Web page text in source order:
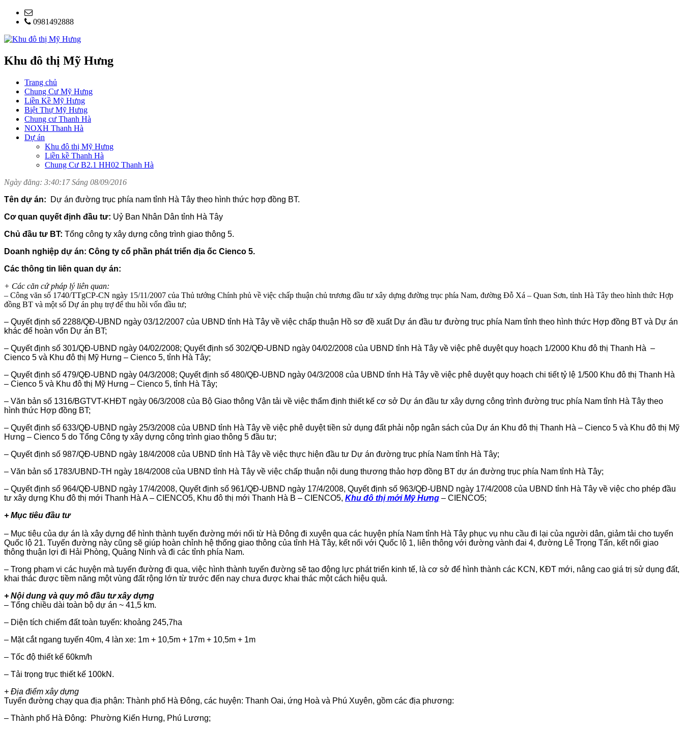
0981492888
Khu đô thị Mỹ Hưng
Trang chủ
Chung Cư Mỹ Hưng
Liền Kề Mỹ Hưng
Biệt Thự Mỹ Hưng
Chung cư Thanh Hà
NOXH Thanh Hà
Dự án
Khu đô thị Mỹ Hưng
Liền kề Thanh Hà
Chung Cư B2.1 HH02 Thanh Hà
Ngày đăng: 3:40:17 Sáng 08/09/2016
Tên dự án:
Dự án đường trục phía nam tỉnh Hà Tây theo hình thức hợp đồng BT.
Cơ quan quyết định đầu tư: Uỷ Ban Nhân Dân tỉnh Hà Tây
Chủ đầu tư BT: Tổng công ty xây dựng công trình giao thông 5.
Doanh nghiệp dự án: Công ty cổ phần phát triển địa ốc Cienco 5.
Các thông tin liên quan dự án:
+ Các căn cứ pháp lý liên quan:
– Công văn số 1740/TTgCP-CN ngày 15/11/2007 của Thủ tướng Chính phủ về việc chấp thuận chủ trương đầu tư xây dựng đường trục phía Nam, đường Đỗ Xá – Quan Sơn, tỉnh Hà Tây theo hình thức Hợp
đồng BT và một số Dự án phụ trợ để thu hồi vốn đầu tư;
– Quyết định số 2288/QĐ-UBND ngày 03/12/2007 của UBND tỉnh Hà Tây về việc chấp thuận Hồ sơ đề xuất Dự án đầu tư đường trục phía Nam tỉnh theo hình thức Hợp đồng BT và Dự án
khác để hoàn vốn Dự án BT;
– Quyết định số 301/QĐ-UBND ngày 04/02/2008; Quyết định số 302/QĐ-UBND ngày 04/02/2008 của UBND tỉnh Hà Tây về việc phê duyệt quy hoạch 1/2000 Khu đô thị Thanh Hà –
Cienco 5 và Khu đô thị Mỹ Hưng – Cienco 5, tỉnh Hà Tây;
– Quyết định số 479/QĐ-UBND ngày 04/3/2008; Quyết định số 480/QĐ-UBND ngày 04/3/2008 của UBND tỉnh Hà Tây về việc phê duyệt quy hoạch chi tiết tỷ lệ 1/500 Khu đô thị Thanh Hà
– Cienco 5 và Khu đô thị Mỹ Hưng – Cienco 5, tỉnh Hà Tây;
– Văn bản số 1316/BGTVT-KHĐT ngày 06/3/2008 của Bộ Giao thông Vận tải về việc thẩm định thiết kế cơ sở Dự án đầu tư xây dựng công trình đường trục phía Nam tỉnh Hà Tây theo
hình thức Hợp đồng BT;
– Quyết định số 633/QĐ-UBND ngày 25/3/2008 của UBND tỉnh Hà Tây về việc phê duyệt tiền sử dụng đất phải nộp ngân sách của Dự án Khu đô thị Thanh Hà – Cienco 5 và Khu đô thị Mỹ
Hưng – Cienco 5 do Tổng Công ty xây dựng công trình giao thông 5 đầu tư;
– Quyết định số 987/QĐ-UBND ngày 18/4/2008 của UBND tỉnh Hà Tây về việc thực hiện đầu tư Dự án đường trục phía Nam tỉnh Hà Tây;
– Văn bản số 1783/UBND-TH ngày 18/4/2008 của UBND tỉnh Hà Tây về việc chấp thuận nội dung thương thảo hợp đồng BT dự án đường trục phía Nam tỉnh Hà Tây;
– Quyết định số 964/QĐ-UBND ngày 17/4/2008, Quyết định số 961/QĐ-UBND ngày 17/4/2008, Quyết định số 963/QĐ-UBND ngày 17/4/2008 của UBND tỉnh Hà Tây về việc cho phép đầu
tư xây dựng Khu đô thị mới Thanh Hà A – CIENCO5, Khu đô thị mới Thanh Hà B – CIENCO5, Khu đô thị mới Mỹ Hưng – CIENCO5;
+ Mục tiêu đầu tư
– Mục tiêu của dự án là xây dựng để hình thành tuyến đường mới nối từ Hà Đông đi xuyên qua các huyện phía Nam tỉnh Hà Tây phục vụ nhu cầu đi lại của người dân, giảm tải cho tuyến
Quốc lộ 21. Tuyến đường này cũng sẽ giúp hoàn chỉnh hệ thống giao thông của tỉnh Hà Tây, kết nối với Quốc lộ 1, liên thông với đường vành đai 4, đường Lê Trọng Tấn, kết nối giao
thông thuận lợi đi Hải Phòng, Quảng Ninh và đi các tỉnh phía Nam.
– Trong phạm vi các huyện mà tuyến đường đi qua, việc hình thành tuyến đường sẽ tạo động lực phát triển kinh tế, là cơ sở để hình thành các KCN, KĐT mới, nâng cao giá trị sử dụng đất,
khai thác được tiềm năng một vùng đất rộng lớn từ trước đến nay chưa được khai thác một cách hiệu quả.
+ Nội dung và quy mô đầu tư xây dựng
– Tổng chiều dài toàn bộ dự án ~ 41,5 km.
– Diện tích chiếm đất toàn tuyến: khoảng 245,7ha
– Mặt cắt ngang tuyến 40m, 4 làn xe: 1m + 10,5m + 17m + 10,5m + 1m
– Tốc độ thiết kế 60km/h
– Tải trọng trục thiết kế 100kN.
+ Địa điểm xây dựng
Tuyến đường chạy qua địa phận: Thành phố Hà Đông, các huyện: Thanh Oai, ứng Hoà và Phú Xuyên, gồm các địa phương:
– Thành phố Hà Đông: Phường Kiến Hưng, Phú Lương;